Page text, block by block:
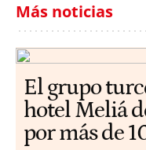
Más noticias
El grupo
hotel Meliá
por más de